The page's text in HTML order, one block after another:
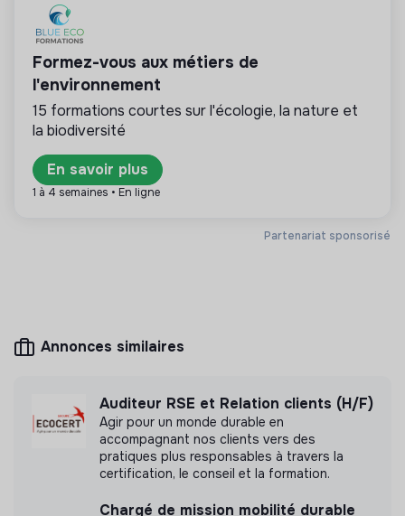
💡 Entreprise en transition
Cette entreprise a entamé sa transition pour
améliorer son impact social et environnemental.
Seuls les emplois contribuant directement à cette
transition sont publiés ici, comme responsable
RSE ou chef de projet bilan carbone.
Monoprix Holding n'a pas encore transmis de
mesure d'impact
Partenariat sponsorisé
Formez-vous aux métiers de
l'environnement
15 formations courtes sur l'écologie, la nature et
la biodiversité
En savoir plus
1 à 4 semaines • En ligne
Annonces similaires
Auditeur RSE et Relation clients (H/F)
Agir pour un monde durable en
accompagnant nos clients vers des
pratiques plus responsables à travers la
certification, le conseil et la formation.
Chargé de mission mobilité durable